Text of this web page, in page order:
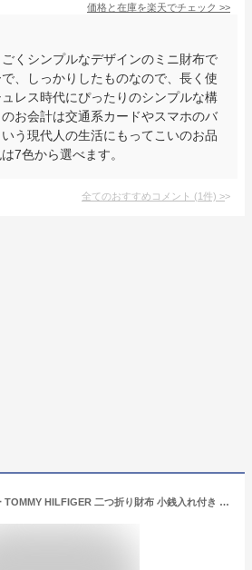
価格と在庫を楽天でチェック >>
くシンプルなデザインのミニ財布で
、しっかりしたものなので、長く使
レス時代にぴったりのシンプルな構
お会計は交通系カードやスマホのバ
う現代人の生活にもってこいのお品
7色から選べます。
全てのおすすめコメント (1件) >
トミーヒルフィガー TOMMY HILFIGER 二つ折り財布 小銭入れ付き レザー メンズ 31tl25x022 BOX付